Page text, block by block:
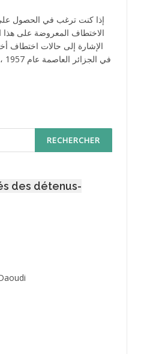
إذا كنت ترغب في الحصول
الاختطاف المعروضة على هذا
الإشارة إلى حالات
des détenus-